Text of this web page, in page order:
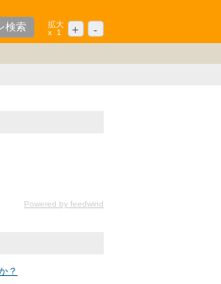
拡大
x
1 + -
Powered by feedwind
？